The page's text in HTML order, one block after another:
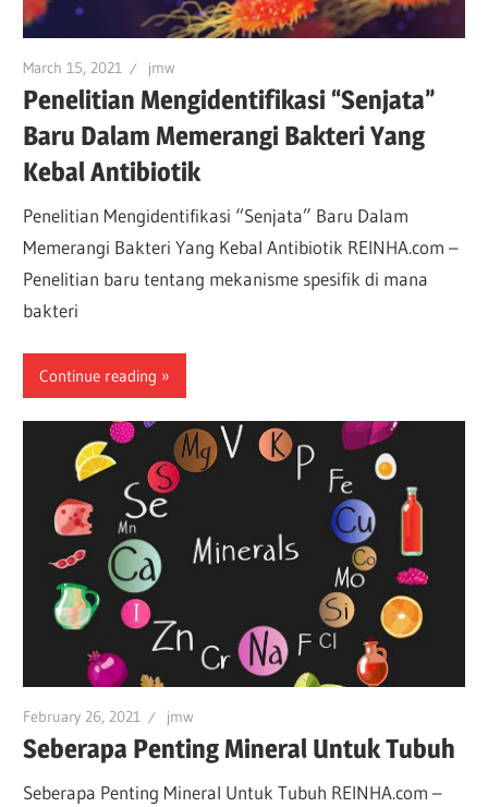
March 15, 2021 jmw
Penelitian Mengidentifikasi “Senjata”
Baru Dalam Memerangi Bakteri Yang
Kebal Antibiotik
Penelitian Mengidentifikasi “Senjata” Baru Dalam
Memerangi Bakteri Yang Kebal Antibiotik REINHA.com –
Penelitian baru tentang mekanisme spesifik di mana
bakteri
Continue reading
February 26, 2021 jmw
Seberapa Penting Mineral Untuk Tubuh
Seberapa Penting Mineral Untuk Tubuh REINHA.com –